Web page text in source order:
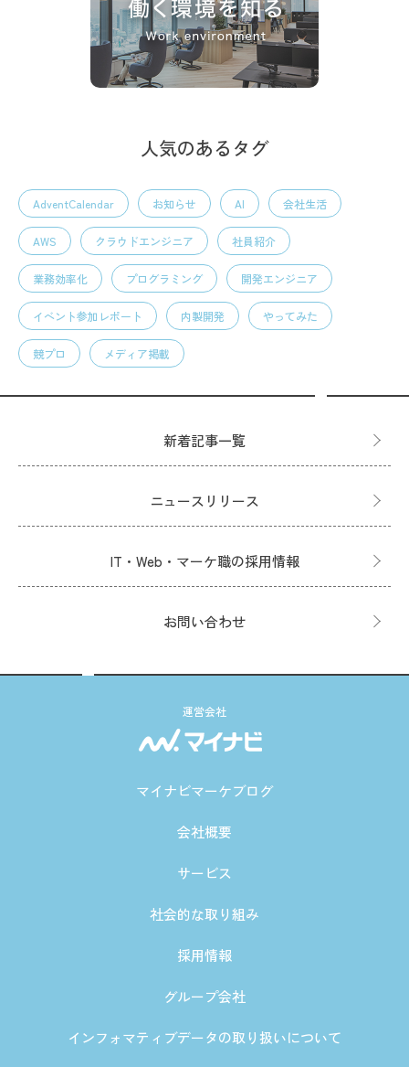
人気のあるタグ
AdventCalendar お知らせ AI 会社生活
AWS クラウドエンジニア 社員紹介
業務効率化 プログラミング 開発エンジニア
イベント参加レポート 内製開発 やってみた
競プロ メディア掲載
新着記事一覧
ニュースリリース
IT・Web・マーケ職の採用情報
お問い合わせ
運営会社
マイナビマーケブログ
会社概要
サービス
社会的な取り組み
採用情報
グループ会社
インフォマティブデータの取り扱いについて